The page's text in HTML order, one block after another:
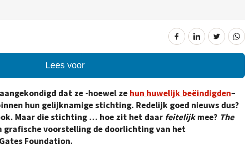
Lees voor
dat ze -hoewel ze hun huwelijk beëindigden–
hun gelijknamige stichting. Redelijk goed nieuws dus?
Maar die stichting … hoe zit het daar feitelijkmee? The
grafische voorstelling de doorlichting van het
Foundation.